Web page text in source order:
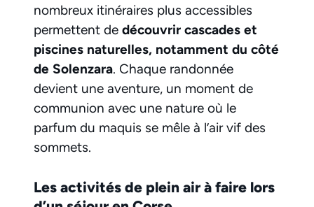
nombreux itinéraires plus accessibles
permettent de découvrir cascades et
piscines naturelles, notamment du côté
de Solenzara. Chaque randonnée
devient une aventure, un moment de
communion avec une nature où le
parfum du maquis se mêle à l’air vif des
sommets.
Les activités de plein air à faire lors